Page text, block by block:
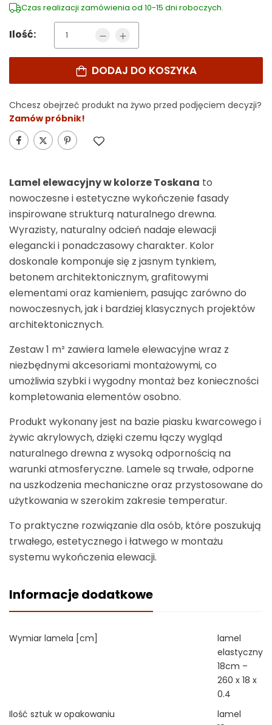
Czas realizacji zamówienia od 10-15 dni roboczych.
Ilość:
DODAJ DO KOSZYKA
Chcesz obejrzeć produkt na żywo przed podjęciem decyzji?
Zamów próbnik!
Lamel elewacyjny w kolorze Toskana to
nowoczesne i estetyczne wykończenie fasady
inspirowane strukturą naturalnego drewna.
Wyrazisty, naturalny odcień nadaje elewacji
elegancki i ponadczasowy charakter. Kolor
doskonale komponuje się z jasnym tynkiem,
betonem architektonicznym, grafitowymi
elementami oraz kamieniem, pasując zarówno do
nowoczesnych, jak i bardziej klasycznych projektów
architektonicznych.
Zestaw 1 m² zawiera lamele elewacyjne wraz z
niezbędnymi akcesoriami montażowymi, co
umożliwia szybki i wygodny montaż bez konieczności
kompletowania elementów osobno.
Produkt wykonany jest na bazie piasku kwarcowego i
żywic akrylowych, dzięki czemu łączy wygląd
naturalnego drewna z wysoką odpornością na
warunki atmosferyczne. Lamele są trwałe, odporne
na uszkodzenia mechaniczne oraz przystosowane do
użytkowania w szerokim zakresie temperatur.
To praktyczne rozwiązanie dla osób, które poszukują
trwałego, estetycznego i łatwego w montażu
systemu wykończenia elewacji.
Informacje dodatkowe
Wymiar lamela [cm]
lamel
elastyczny
18cm –
260 x 18 x
0.4
Ilość sztuk w opakowaniu
lamel